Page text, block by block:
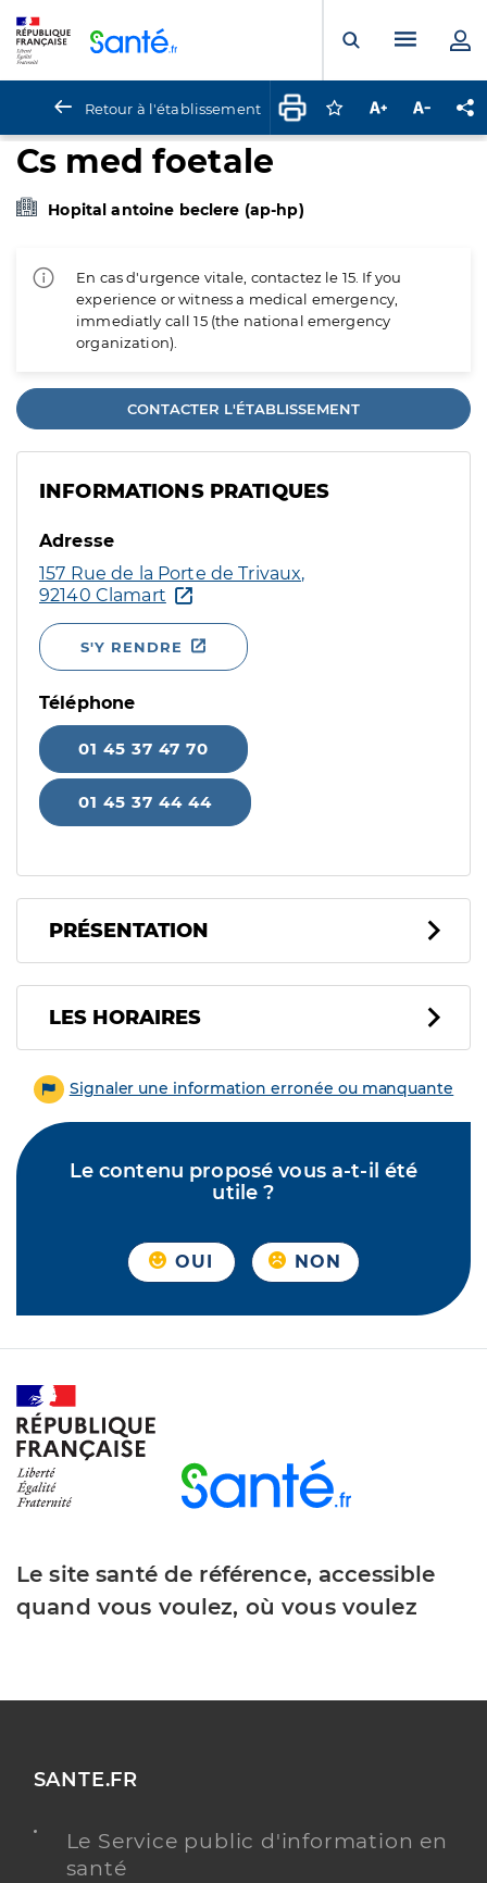
Ouvrir laMenu
Retour à l'établissement Connectez-vous
Augmenter la
Cs med foetale
Hopital antoine beclere (ap-hp)
En cas d'urgence vitale, contactez le 15. If you
experience or witness a medical emergency,
immediatly call 15 (the national emergency
organization).
CONTACTER L'ÉTABLISSEMENT
INFORMATIONS PRATIQUES
Adresse
157 Rue de la Porte de Trivaux,
92140 Clamart
S'Y RENDRE
Téléphone
01 45 37 47 70
01 45 37 44 44
PRÉSENTATION
LES HORAIRES
Signaler une information erronée ou manquante
Le contenu proposé vous a-t-il été
utile ?
OUI NON
Le site santé de référence, accessible
quand vous voulez, où vous voulez
SANTE.FR
Le Service public d'information en
santé